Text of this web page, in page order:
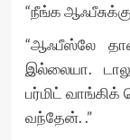
“நீங்க
“ஆஃபீஸ்லே
இல்லையா.
பர்மிட்
வந்தேன். .”